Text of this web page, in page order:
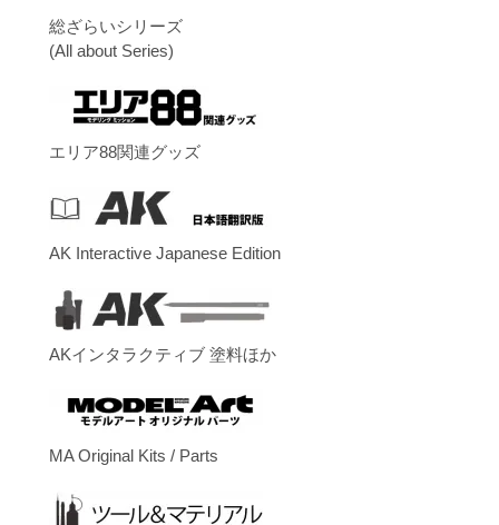
総ざらいシリーズ
(All about Series)
エリア88関連グッズ
AK Interactive Japanese Edition
AKインタラクティブ 塗料ほか
MA Original Kits / Parts